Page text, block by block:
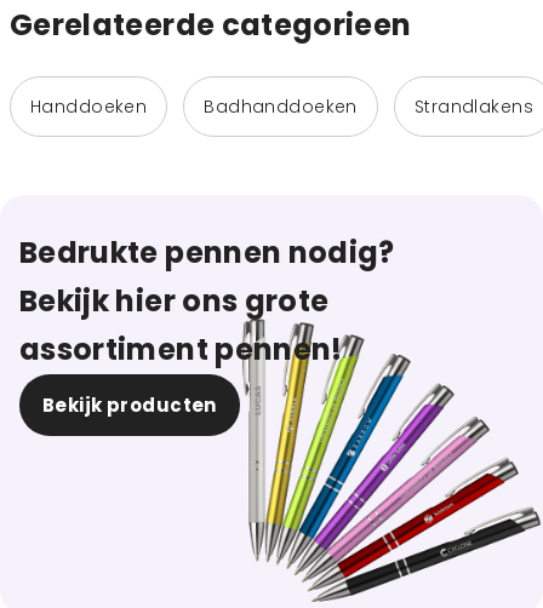
Gerelateerde categorieen
Handdoeken Badhanddoeken Strandlakens
Bedrukte pennen nodig?
Bekijk hier ons grote
assortiment pennen!
Bekijk producten